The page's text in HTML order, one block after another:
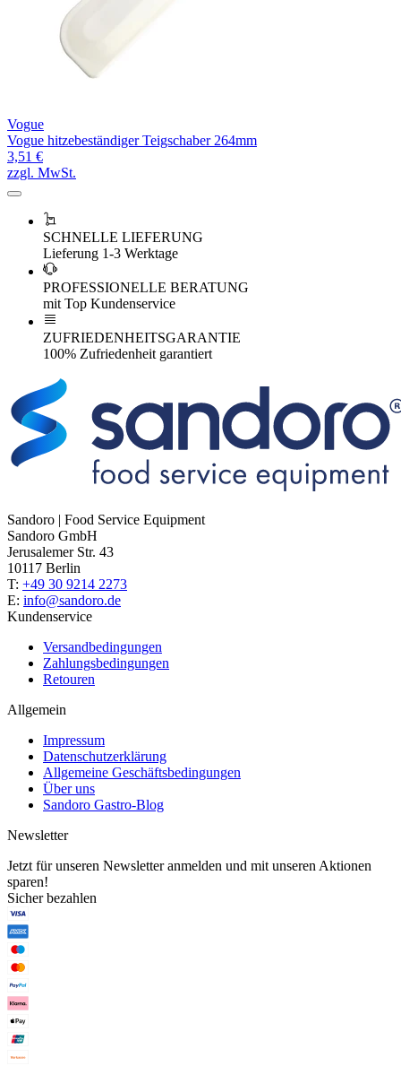
Vogue
Vogue hitzebeständiger Teigschaber 264mm
3,51 €
zzgl. MwSt.
SCHNELLE LIEFERUNG
Lieferung 1-3 Werktage
PROFESSIONELLE BERATUNG
mit Top Kundenservice
ZUFRIEDENHEITSGARANTIE
100% Zufriedenheit garantiert
Sandoro | Food Service Equipment
Sandoro GmbH
Jerusalemer Str. 43
10117 Berlin
T: +49 30 9214 2273
E: info@sandoro.de
Kundenservice
Versandbedingungen
Zahlungsbedingungen
Retouren
Allgemein
Impressum
Datenschutzerklärung
Allgemeine Geschäftsbedingungen
Über uns
Sandoro Gastro-Blog
Newsletter
Jetzt für unseren Newsletter anmelden und mit unseren Aktionen
sparen!
Sicher bezahlen